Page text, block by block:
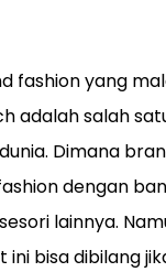
fashion yang
adalah salah
Dimana
dengan
lainnya.
bisa dibilang